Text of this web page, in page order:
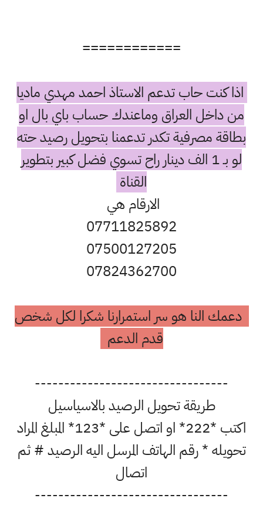
============
اذا كنت حاب تدعم الاستاذ احمد مهدي ماديا
من داخل العراق وماعندك حساب باي بال او
بطاقة مصرفية تكدر تدعمنا بتحويل رصيد حته
لو بـ 1 الف دينار راح تسوي فضل كبير بتطوير
القناة
الارقام هي
07711825892
07500127205
07824362700
دعمك النا هو سر استمرارنا شكرا لكل شخص
قدم الدعم
---------------------------------
طريقة تحويل الرصيد بالاسياسيل
اكتب *222* او اتصل على *123* المبلغ المراد
تحويله * رقم الهاتف المرسل اليه الرصيد # ثم
اتصال
---------------------------------